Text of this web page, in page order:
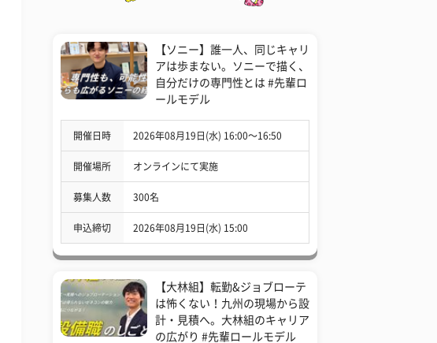
【ソニー】誰一人、同じキャリ
アは歩まない。ソニーで描く、
自分だけの専門性とは #先輩ロ
ールモデル
開催日時 2026年08月19日(水) 16:00〜16:50
開催場所 オンラインにて実施
募集人数 300名
申込締切 2026年08月19日(水) 15:00
【大林組】転勤&ジョブローテ
は怖くない！九州の現場から設
計・見積へ。大林組のキャリア
の広がり #先輩ロールモデル